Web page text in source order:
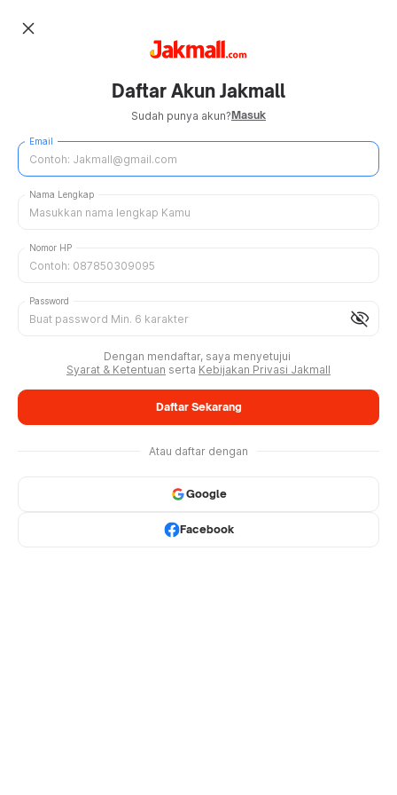
close
Daftar Akun Jakmall
Sudah punya akun?Masuk
Email
Nama Lengkap
Nomor HP
visibility_off
Password
Dengan mendaftar, saya menyetujui
Syarat & Ketentuan serta Kebijakan Privasi Jakmall
Daftar Sekarang
Atau daftar dengan
Google
Facebook